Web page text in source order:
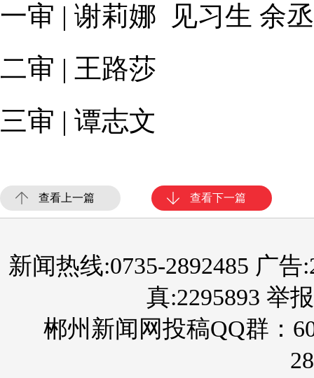
一审 | 谢莉娜 见习生 余
二审 | 王路莎
三审 | 谭志文
查看上一篇 查看下一篇
新闻热线:0735-2892485 广告
真:2295893 举
郴州新闻网投稿QQ群：